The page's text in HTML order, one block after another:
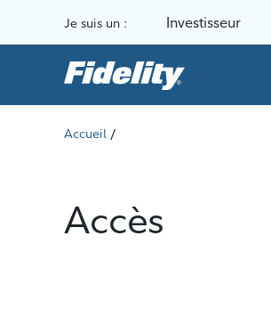
Je suis un : Investisseur
Accueil /
Accès